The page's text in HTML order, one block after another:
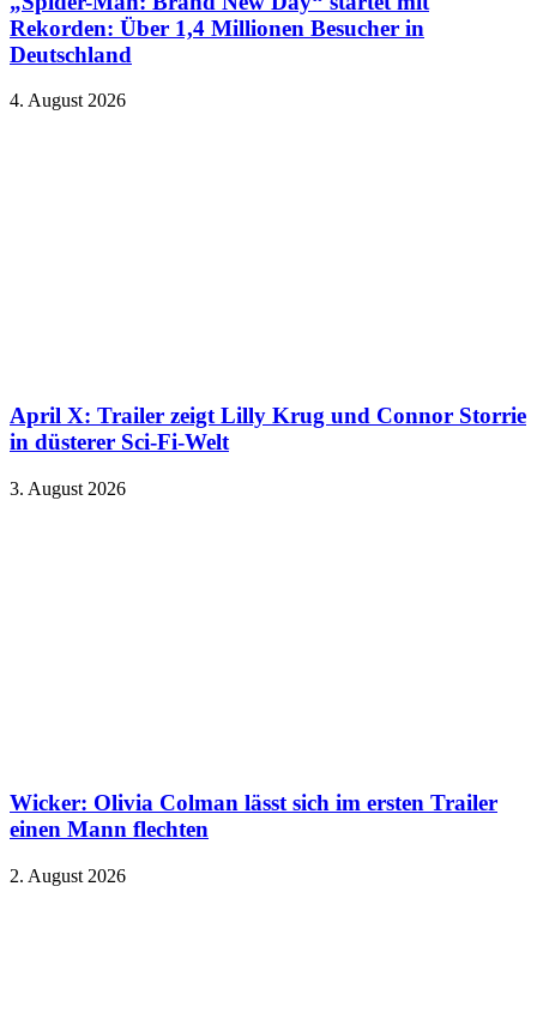
Rekorden: Über 1,4 Millionen Besucher in
Deutschland
4. August 2026
April X: Trailer zeigt Lilly Krug und Connor Storrie
in düsterer Sci-Fi-Welt
3. August 2026
Wicker: Olivia Colman lässt sich im ersten Trailer
einen Mann flechten
2. August 2026